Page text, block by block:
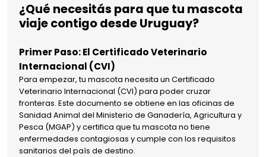
¿Qué necesitás para que tu mascota
viaje contigo desde Uruguay?
Primer Paso: El Certificado Veterinario
Internacional (CVI)
Para empezar, tu mascota necesita un Certificado
Veterinario Internacional (CVI) para poder cruzar
fronteras. Este documento se obtiene en las oficinas de
Sanidad Animal del Ministerio de Ganadería, Agricultura y
Pesca (MGAP) y certifica que tu mascota no tiene
enfermedades contagiosas y cumple con los requisitos
sanitarios del país de destino.